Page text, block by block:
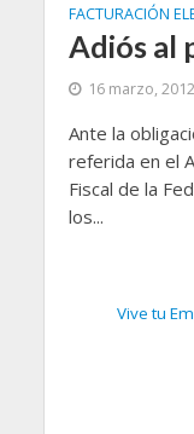
FACTURACIÓN
Adiós al
16 marzo, 2012
Ante la
referida en el
Fiscal de la
los...
Vive tu